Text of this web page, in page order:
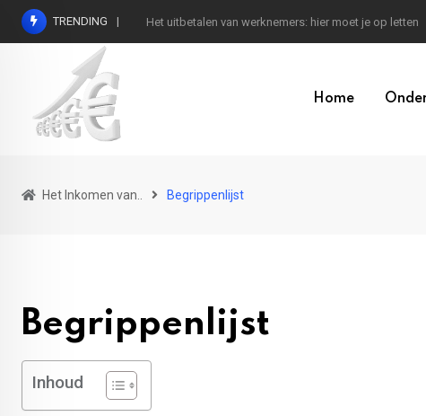
Skip
TRENDING Het uitbetalen van werknemers: hier moet je op letten
Home
Het Inkomen van.. Begrippenlijst
Begrippenlijst
Inhoud